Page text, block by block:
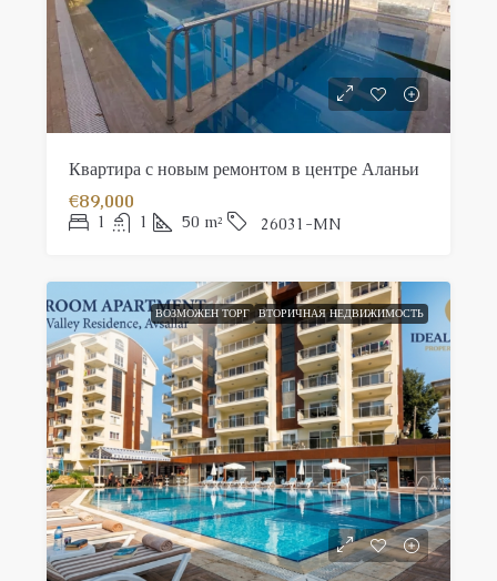
Квартира с новым ремонтом в центре Аланьи
€89,000
1 1 50 m² 26031-MN
ВОЗМОЖЕН ТОРГ ВТОРИЧНАЯ НЕДВИЖИМОСТЬ